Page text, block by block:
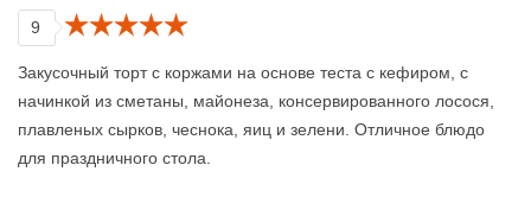
9
Закусочный торт с коржами на основе теста с кефиром, с
начинкой из сметаны, майонеза, консервированного лосося,
плавленых сырков, чеснока, яиц и зелени. Отличное блюдо
для праздничного стола.